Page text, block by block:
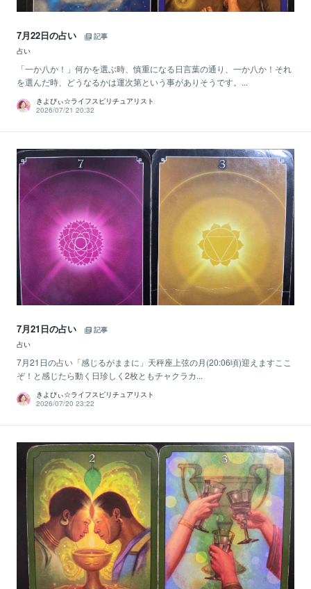
7月22日の占い
記事
占い
「一か八か！」何かを選ぶ時、慎重になる日言葉の通り、一か八か！それ
を選んだ時、どうなるかは運次第という事がありそうです。...
きよぴぃ☆ライフスピリチュアリスト
2026/07/21 20:32
7月21日の占い
記事
占い
7月21日の占い「感じるがままに」天秤座上弦の月(20:06頃)迎えますここ
ぞ！と感じたら動く日珍しく2枚ともチャクラカ...
きよぴぃ☆ライフスピリチュアリスト
2026/07/20 23:22